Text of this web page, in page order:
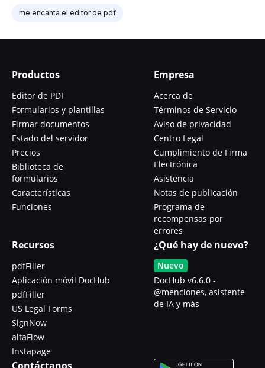
me encanta el editor de pdf
Productos
Editor de PDF
Formularios y plantillas
Firmar documentos
Estado del servidor
Precios
Biblioteca de
formularios
Características
Funciones
Empresa
Acerca de
Términos de Servicio
Aviso de privacidad
Centro Legal
Cumplimiento de Firma
Electrónica
Asistencia
Notas de publicación
Programa de
recompensas por
errores
Recursos
pdfFiller
Aplicación móvil DocHub
pdfFiller
US Legal Forms
SignNow
altaFlow
Instapage
¿Qué hay de nuevo?
Nuevo
DocHub v6.6.0 -
@menciones, asistente
de IA y más